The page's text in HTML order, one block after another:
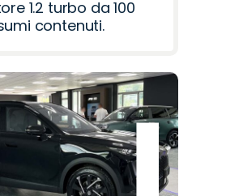
1.2 turbo da 100
contenuti.